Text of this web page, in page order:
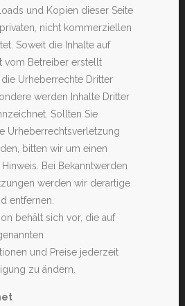
und Kopien dieser Seite
nicht kommerziellen
Soweit die Inhalte auf
vom Betreiber erstellt
Urheberrechte Dritter
werden Inhalte Dritter
Sollten Sie
Urheberrechtsverletzung
bitten wir um einen
Bei Bekanntwerden
werden wir derartige
entfernen.
behält sich vor, die auf
und Preise jederzeit
zu ändern.